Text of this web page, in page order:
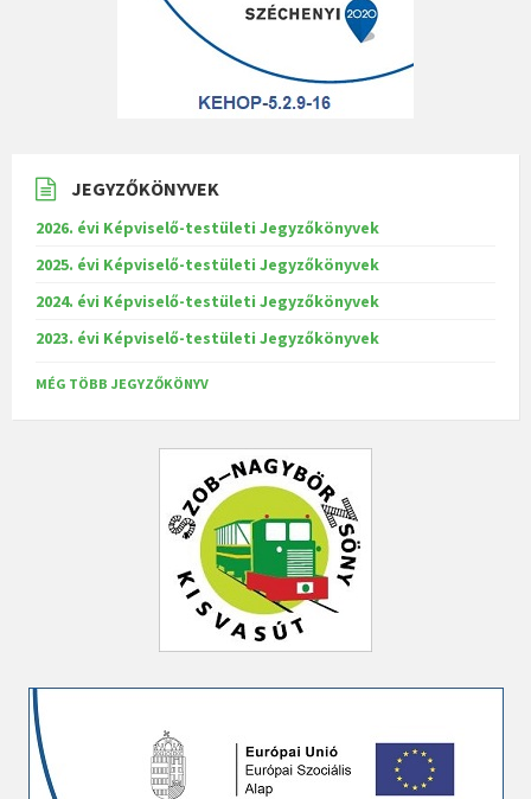
JEGYZŐKÖNYVEK
2026. évi Képviselő-testületi Jegyzőkönyvek
2025. évi Képviselő-testületi Jegyzőkönyvek
2024. évi Képviselő-testületi Jegyzőkönyvek
2023. évi Képviselő-testületi Jegyzőkönyvek
MÉG TÖBB JEGYZŐKÖNYV